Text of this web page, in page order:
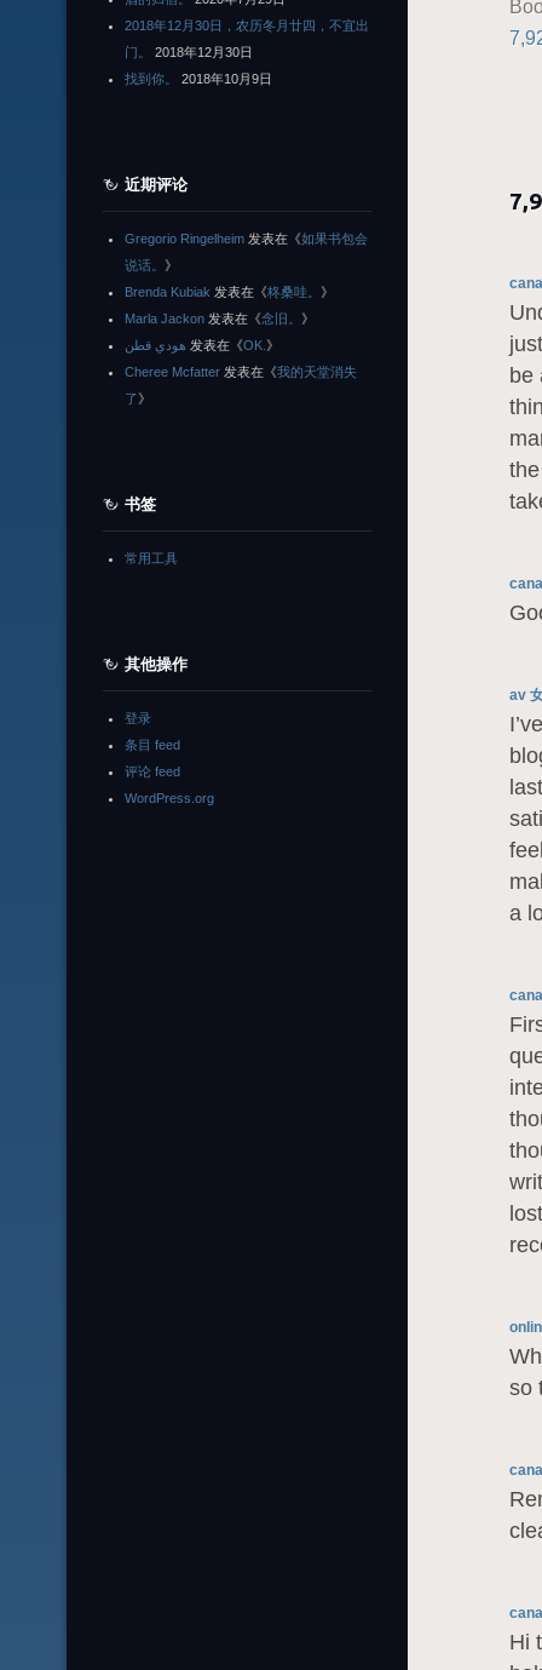
be
av
a
so
Hi
2018年12月30日，农历冬月廿四，不宜出
门。
2018年12月30日
找到你。
2018年10月9日
近期评论
Gregorio Ringelheim 发表在《如果书包会
说话。 》
Brenda Kubiak 发表在《柊桑哇。 》
Marla Jackon 发表在《念旧。 》
هودي قطن 发表在《OK. 》
Cheree Mcfatter 发表在《我的天堂消失
了》
书签
常用工具
其他操作
登录
条目 feed
评论 feed
WordPress.org